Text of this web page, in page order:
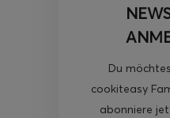
Du
cookiteasy
abonniere